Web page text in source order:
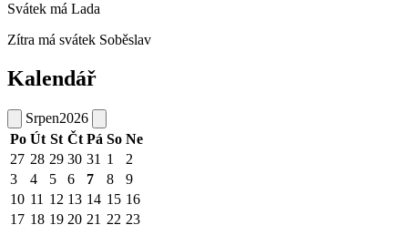
Svátek má Lada
Zítra má svátek Soběslav
Kalendář
Srpen2026
Po Út St Čt Pá So Ne
27 28 29 30 31 1
2
3
4 5 6 7 8
9
10 11 12 13 14 15 16
17 18 19 20 21 22 23